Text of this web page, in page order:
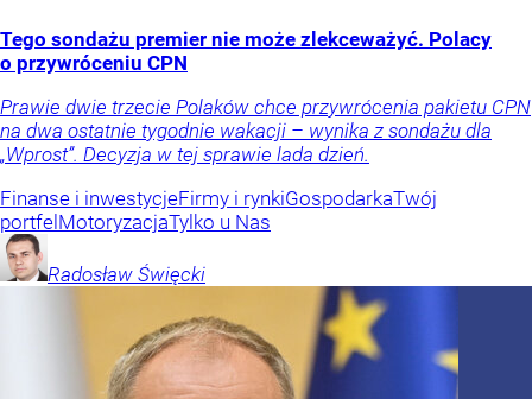
Tego sondażu premier nie może zlekceważyć. Polacy
o przywróceniu CPN
Prawie dwie trzecie Polaków chce przywrócenia pakietu CPN
na dwa ostatnie tygodnie wakacji – wynika z sondażu dla
„Wprost”. Decyzja w tej sprawie lada dzień.
Finanse i inwestycjeFirmy i rynkiGospodarkaTwój
portfel MotoryzacjaTylko u Nas
Radosław Święcki